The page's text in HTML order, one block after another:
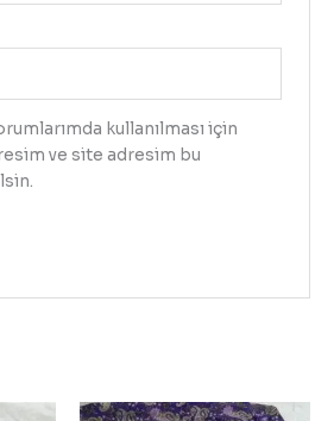
kullanılması için
ve site adresim bu